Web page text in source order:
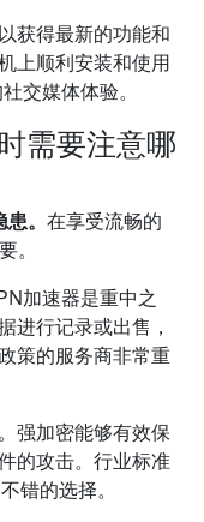
获得最新的功能和
上顺利安装和使用
交媒体体验。
需要注意哪
。 在享受流畅的
。
加速器是重中之
进行记录或出售，
策的服务商非常重
强加密能够有效保
的攻击。行业标准
错的选择。